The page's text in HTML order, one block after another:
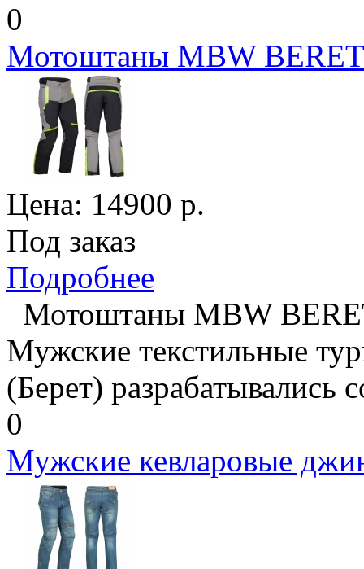
0
Мотоштаны MBW
Цена: 14900 р.
Под заказ
Подробнее
Мотоштаны MBW
Мужские текстильные
(Берет) разрабатывались
0
Мужские кевларовые